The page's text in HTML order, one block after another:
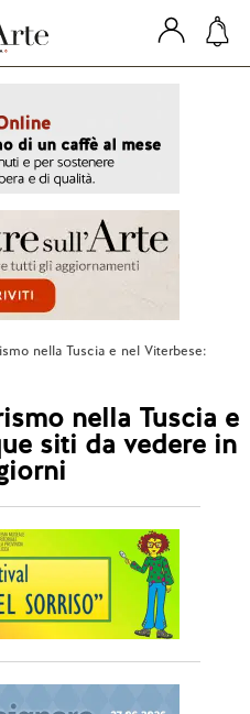
nella Tuscia e nel Viterbese:
nella Tuscia e
siti da vedere in